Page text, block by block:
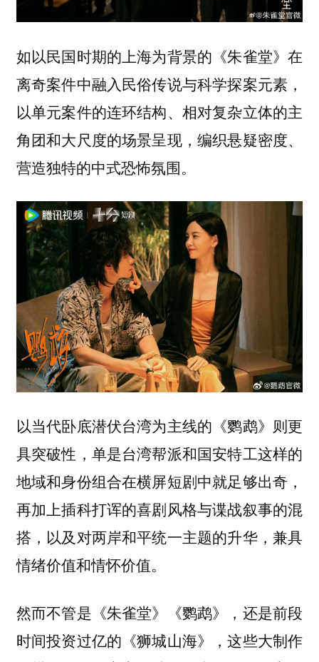
如以民国时期的上海为背景的《朱雀堂》在
离奇案件中融入民俗传说与科学探案元素，
以单元案件的连环结构、相对复杂立体的主
角团和大尺度的场景呈现，编织悬疑密度、
营造独特的中式恐怖氛围。
以当代卧底潜伏台湾为主线的《鹦鹉》则更
具突破性，单是台湾帮派和国安特工这样的
地域和身份组合在横屏短剧中就足够出奇，
再加上插科打诨的喜剧风格与谍战叙事的混
搭，以及对两岸和平统一主题的升华，兼具
情绪价值和情怀价值。
然而不管是《朱雀堂》《鹦鹉》，还是前段
时间投资过亿的《狮城山海》，这些大制作